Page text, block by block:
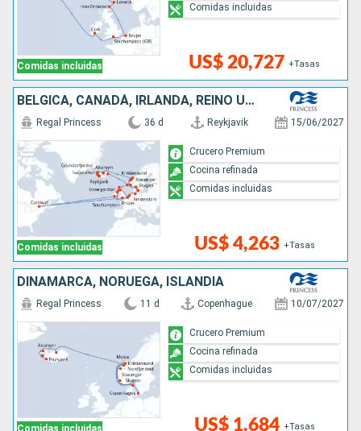
Comidas incluidas US$ 20,727 +Tasas
Comidas incluidas
BÉLGICA, CANADÁ, IRLANDA, REINO UNIDO, PAISES BAJOS, ALEMANIA, DINAMARCA, NORUEGA, ISLANDIA
Comidas incluidas
Regal Princess 36 d Reykjavik 15/06/2027
US$ 4,263 +Tasas
Crucero Premium
Cocina refinada
Comidas incluidas
DINAMARCA, NORUEGA, ISLANDIA
Regal Princess 11 d Copenhague 10/07/2027
US$ 1,684 +Tasas
Crucero Premium
Cocina refinada
Comidas incluidas